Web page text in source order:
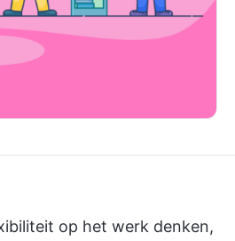
op het werk denken,